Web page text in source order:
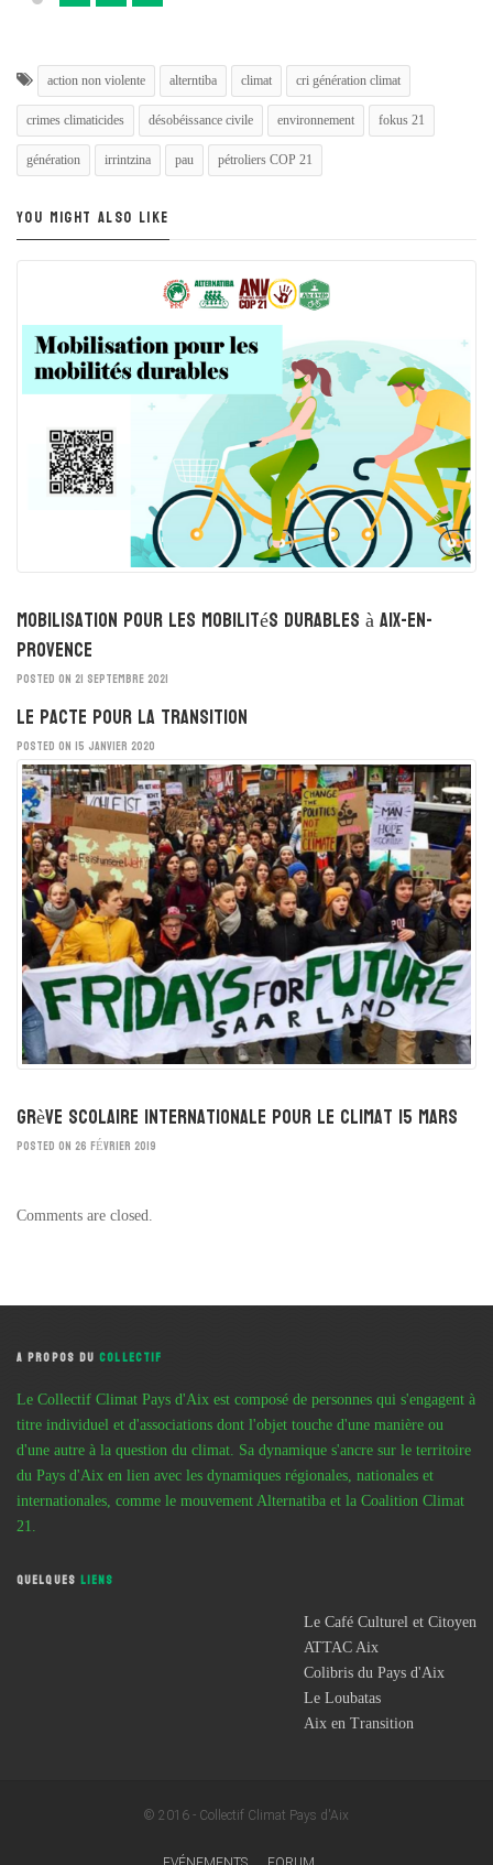
action non violente alterntiba climat cri génération climat
crimes climaticides désobéissance civile environnement fokus 21
génération irrintzina pau pétroliers COP 21
YOU MIGHT ALSO LIKE
Mobilisation pour les mobilités durables à Aix-en-
Provence
POSTED ON 21 SEPTEMBRE 2021
Le Pacte pour la Transition
POSTED ON 15 JANVIER 2020
Grève scolaire internationale pour le climat 15 mars
POSTED ON 26 FÉVRIER 2019
Comments are closed.
A PROPOS DUCOLLECTIF
Le Collectif Climat Pays d'Aix est composé de personnes qui s'engagent à
titre individuel et d'associations dont l'objet touche d'une manière ou
d'une autre à la question du climat. Sa dynamique s'ancre sur le territoire
du Pays d'Aix en lien avec les dynamiques régionales, nationales et
internationales, comme le mouvement Alternatiba et la Coalition Climat
21.
QUELQUES LIENS
Le Café Culturel et Citoyen
ATTAC Aix
Colibris du Pays d'Aix
Le Loubatas
Aix en Transition
© 2016 - Collectif Climat Pays d'Aix